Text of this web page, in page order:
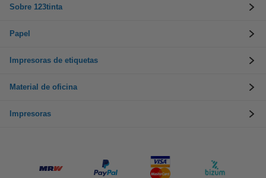
Sobre 123tinta
Papel
Impresoras de etiquetas
Material de oficina
Impresoras